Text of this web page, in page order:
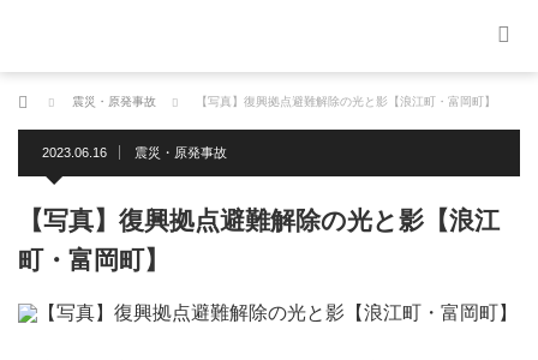
ホーム 震災・原発事故 【写真】復興拠点避難解除の光と影【浪江町・富岡町】
2023.06.16 震災・原発事故
【写真】復興拠点避難解除の光と影【浪江
町・富岡町】